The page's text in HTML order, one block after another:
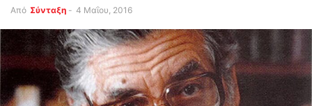
Από Σύνταξη - 4 Μαΐου, 2016